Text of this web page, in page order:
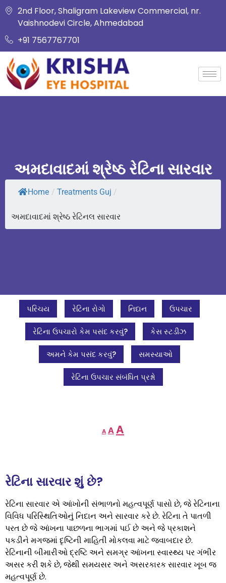
2nd Floor, Shaligram Lakeview Commercial, nr.
Vaishnodevi Circle, Ahmedabad
+91 7567767701
અમદાવાદમાં શ્રેષ્ઠ રેટિના સારવાર
Home / Treatments Guj /
અમદાવાદમાં શ્રેષ્ઠ રેટિનલ સારવાર
પરિચય રેટિના રોગો નિદાન ઉપચાર
રેટિના ઉપચારો કેમ પસંદ કરવું? કેસ સ્ટડીઝ
અમને કેમ પસંદ કરવું? સમસ્યાઓ
રેટિના ઉપચાર સંબંધિત પ્રશ્નો
A A A
રેટિના સારવાર શું છે?
રેટિના સારવાર એ આંખોની સંભાળનો મહત્વપૂર્ણ પાસો છે, જે રેટિનાના
વિવિધ પરિસ્થિતિઓનું નિદાન અને સારવાર કરે છે. રેટિના તે પાતળી
પરત છે જે આંખના પાછળના ભાગમાં પઈ છે અને જે પ્રકાશને
પકડીને મગજમાં દૃષ્ટિની માહિતી મોકલવા માટે જવાબદાર છે.
રેટિનાની બીમારીઓ દ્રષ્ટિ અને સમગ્ર આંખના સ્વાસ્થ્ય પર ગંભીર
અસર કરી શકે છે, જેથી સમયસર અને અસરકારક સારવાર ખૂબ જ
મહત્વપૂર્ણ છે.